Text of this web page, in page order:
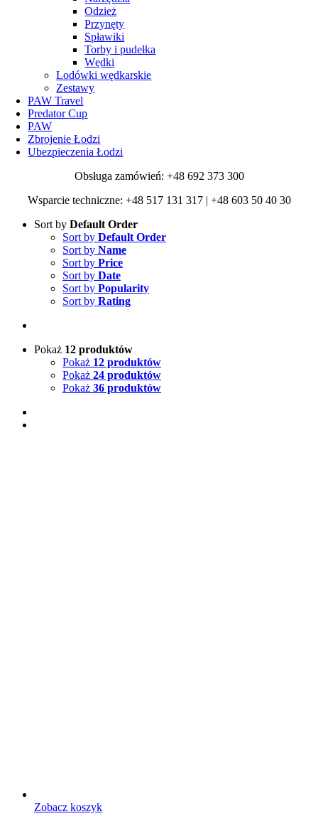
Odzież
Przynęty
Spławiki
Torby i pudełka
Wędki
Lodówki wędkarskie
Zestawy
PAW Travel
Predator Cup
PAW
Zbrojenie Łodzi
Ubezpieczenia Łodzi
Obsługa zamówień: +48 692 373 300
Wsparcie techniczne: +48 517 131 317 | +48 603 50 40 30
Sort by Default Order
Sort by Default Order
Sort by Name
Sort by Price
Sort by Date
Sort by Popularity
Sort by Rating
Pokaż 12 produktów
Pokaż 12 produktów
Pokaż 24 produktów
Pokaż 36 produktów
Zobacz koszyk